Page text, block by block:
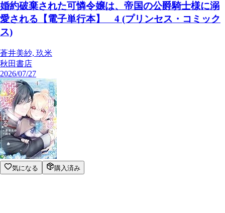
婚約破棄された可憐令嬢は、帝国の公爵騎士様に溺
愛される【電子単行本】 4 (プリンセス・コミック
ス)
蒼井美紗, 玖米
秋田書店
2026/07/27
気になる 購入済み